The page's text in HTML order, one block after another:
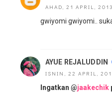
AHAD, 21 APRIL, 2013
gwiyomi gwiyomi..
AYUE REJALUDDIN
ISNIN, 22 APRIL,
Ingatkan @jaakechik